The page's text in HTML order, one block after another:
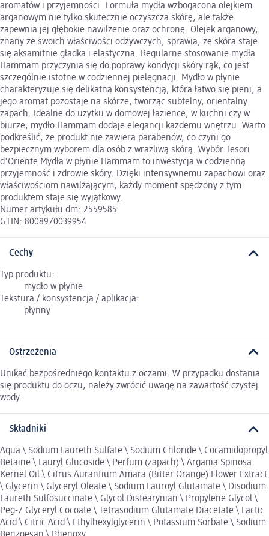
aromatów i przyjemności. Formuła mydła wzbogacona olejkiem
arganowym nie tylko skutecznie oczyszcza skórę, ale także
zapewnia jej głębokie nawilżenie oraz ochronę. Olejek arganowy,
znany ze swoich właściwości odżywczych, sprawia, że skóra staje
się aksamitnie gładka i elastyczna. Regularne stosowanie mydła
Hammam przyczynia się do poprawy kondycji skóry rąk, co jest
szczególnie istotne w codziennej pielęgnacji. Mydło w płynie
charakteryzuje się delikatną konsystencją, która łatwo się pieni, a
jego aromat pozostaje na skórze, tworząc subtelny, orientalny
zapach. Idealne do użytku w domowej łazience, w kuchni czy w
biurze, mydło Hammam dodaje elegancji każdemu wnętrzu. Warto
podkreślić, że produkt nie zawiera parabenów, co czyni go
bezpiecznym wyborem dla osób z wrażliwą skórą. Wybór Tesori
d'Oriente Mydła w płynie Hammam to inwestycja w codzienną
przyjemność i zdrowie skóry. Dzięki intensywnemu zapachowi oraz
właściwościom nawilżającym, każdy moment spędzony z tym
produktem staje się wyjątkowy.
Numer artykułu dm: 2559585
GTIN: 8008970039954
Cechy
Typ produktu:
mydło w płynie
Tekstura / konsystencja / aplikacja:
płynny
Ostrzeżenia
Unikać bezpośredniego kontaktu z oczami. W przypadku dostania
się produktu do oczu, należy zwrócić uwagę na zawartość czystej
wody.
Składniki
Aqua \ Sodium Laureth Sulfate \ Sodium Chloride \ Cocamidopropyl
Betaine \ Lauryl Glucoside \ Perfum (zapach) \ Argania Spinosa
Kernel Oil \ Citrus Aurantium Amara (Bitter Orange) Flower Extract
\ Glycerin \ Glyceryl Oleate \ Sodium Lauroyl Glutamate \ Disodium
Laureth Sulfosuccinate \ Glycol Distearynian \ Propylene Glycol \
Peg-7 Glyceryl Cocoate \ Tetrasodium Glutamate Diacetate \ Lactic
Acid \ Citric Acid \ Ethylhexylglycerin \ Potassium Sorbate \ Sodium